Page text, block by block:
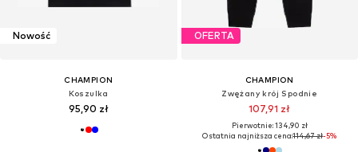
Nowość
CHAMPION
Koszulka
95,90 zł
OFERTA
CHAMPION
Zwężany krój Spodnie
107,91 zł
Pierwotnie: 134,90 zł
Ostatnia najniższa cena:114,67 zł-5%